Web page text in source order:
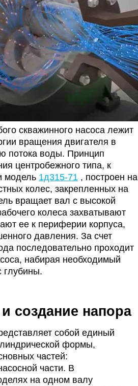
скважинного насоса лежит
вращения двигателя в
потока воды. Принцип
центробежного типа, к
модель 1д315-71 , построен на
колес, закрепленных на
вращает вал с высокой
колеса захватывают
ее к периферии корпуса,
давления. За счет
последовательно проходит
набирая необходимый
глубины.
создание напора
собой единый
формы,
частей:
части. В
на одном валу